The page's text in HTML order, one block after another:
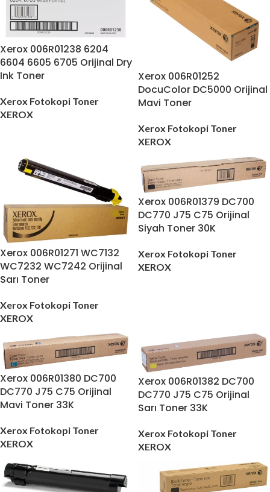
Xerox 006R01238 6204
6604 6605 6705 Orijinal Dry
Ink Toner
Xerox Fotokopi Toner
XEROX
Xerox 006R01252
DocuColor DC5000 Orijinal
Mavi Toner
Xerox Fotokopi Toner
XEROX
Xerox 006R01271 WC7132
WC7232 WC7242 Orijinal
Sarı Toner
Xerox Fotokopi Toner
XEROX
Xerox 006R01379 DC700
DC770 J75 C75 Orijinal
Siyah Toner 30K
Xerox Fotokopi Toner
XEROX
Xerox 006R01380 DC700
DC770 J75 C75 Orijinal
Mavi Toner 33K
Xerox Fotokopi Toner
XEROX
Xerox 006R01382 DC700
DC770 J75 C75 Orijinal
Sarı Toner 33K
Xerox Fotokopi Toner
XEROX